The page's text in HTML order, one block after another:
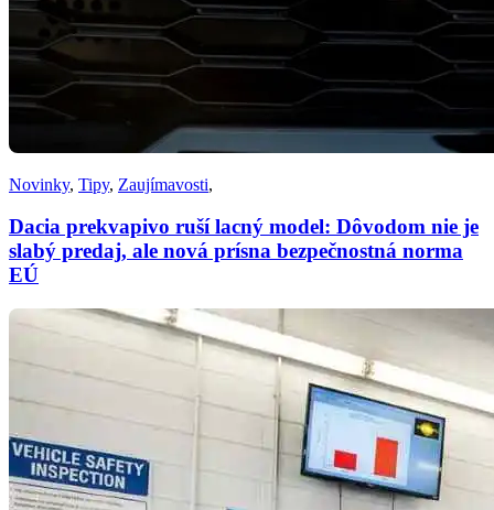
Novinky, Tipy, Zaujímavosti,
Dacia prekvapivo ruší lacný model: Dôvodom nie je
slabý predaj, ale nová prísna bezpečnostná norma
EÚ